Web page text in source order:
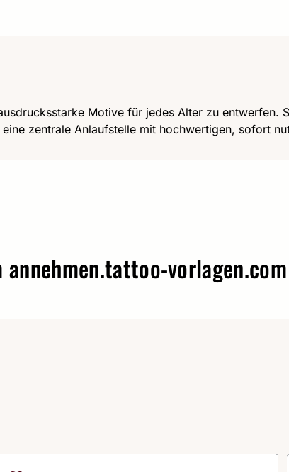
Motive für jedes Alter zu entwerfen.
zentrale Anlaufstelle mit hochwertigen, sofort
tattoo-vorlagen.com –